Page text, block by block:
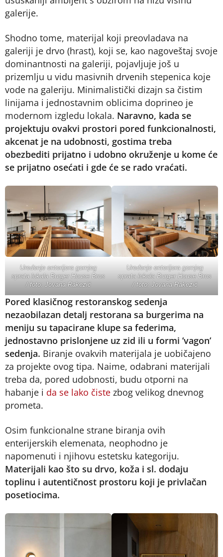
galerije.
Shodno tome, materijal koji preovladava na
galeriji je drvo (hrast), koji se, kao nagoveštaj svoje
dominantnosti na galeriji, pojavljuje još u
prizemlju u vidu masivnih drvenih stepenica koje
vode na galeriju. Minimalistički dizajn sa čistim
linijama i jednostavnim oblicima doprineo je
modernom izgledu lokala. Naravno, kada se
projektuju ovakvi prostori pored funkcionalnosti,
akcenat je na udobnosti, gostima treba
obezbediti prijatno i udobno okruženje u kome će
se prijatno osećati i gde će se rado vraćati.
Uređenje enterijera gornjeg
sprata lokala Burger House Bros
/ foto: Jovana Rakezić
Uređenje enterijera gornjeg
sprata lokala Burger House Bros
/ foto: Jovana Rakezić
Pored klasičnog restoranskog sedenja
nezaobilazan detalj restorana sa burgerima na
meniju su tapacirane klupe sa federima,
jednostavno prislonjene uz zid ili u formi ’vagon’
sedenja. Biranje ovakvih materijala je uobičajeno
za projekte ovog tipa. Naime, odabrani materijali
treba da, pored udobnosti, budu otporni na
habanje i da se lako čiste zbog velikog dnevnog
prometa.
Osim funkcionalne strane biranja ovih
enterijerskih elemenata, neophodno je
napomenuti i njihovu estetsku kategoriju.
Materijali kao što su drvo, koža i sl. dodaju
toplinu i autentičnost prostoru koji je privlačan
posetiocima.